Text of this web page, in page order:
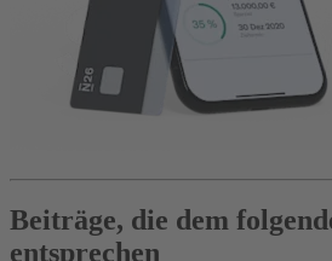
Beiträge, die dem
entsprechen